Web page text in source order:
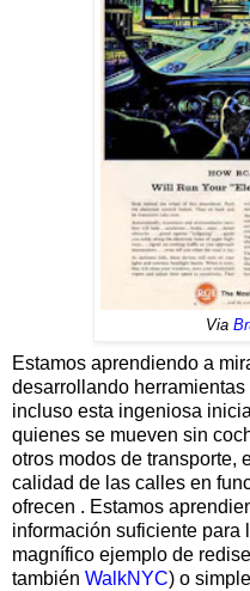
Via
Estamos aprendiendo a
desarrollando herramientas
incluso esta ingeniosa
quienes se mueven sin
otros modos de transporte,
calidad de las calles en
ofrecen . Estamos
información suficiente para
magnífico ejemplo de
también WalkNYC) o